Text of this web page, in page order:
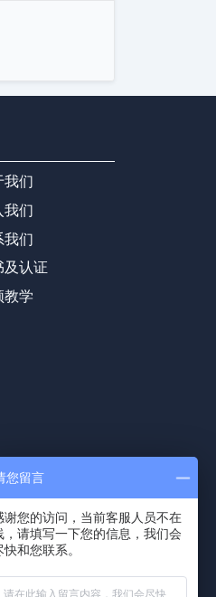
我们
我们
我们
及认证
教学
您留言
谢您的访问，当前客服人员不在
，请填写一下您的信息，我们会
快和您联系。